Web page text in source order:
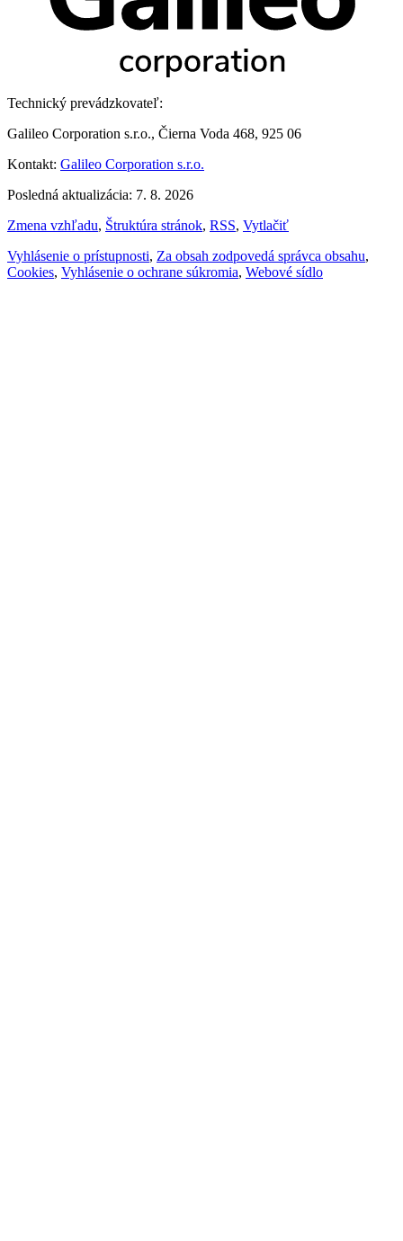
Technický prevádzkovateľ:
Galileo Corporation s.r.o., Čierna Voda 468, 925 06
Kontakt: Galileo Corporation s.r.o.
Posledná aktualizácia: 7. 8. 2026
Zmena vzhľadu, Štruktúra stránok, RSS, Vytlačiť
Vyhlásenie o prístupnosti, Za obsah zodpovedá správca obsahu,
Cookies, Vyhlásenie o ochrane súkromia, Webové sídlo